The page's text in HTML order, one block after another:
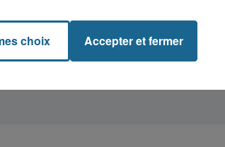
choix Accepter et fermer